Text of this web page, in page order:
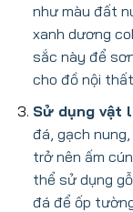
như màu đất
xanh dương
sắc này để
cho đồ nội
Sử dụng vật
đá, gạch
trở nên ấm
thể sử dụng
đá để ốp